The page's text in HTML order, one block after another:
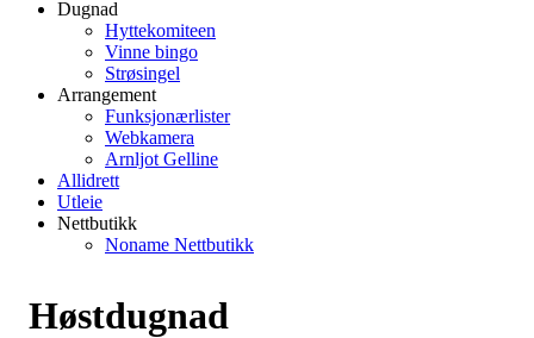
Dugnad
Hyttekomiteen
Vinne bingo
Strøsingel
Arrangement
Funksjonærlister
Webkamera
Arnljot Gelline
Allidrett
Utleie
Nettbutikk
Noname Nettbutikk
Høstdugnad